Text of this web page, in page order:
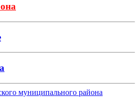
муниципального района